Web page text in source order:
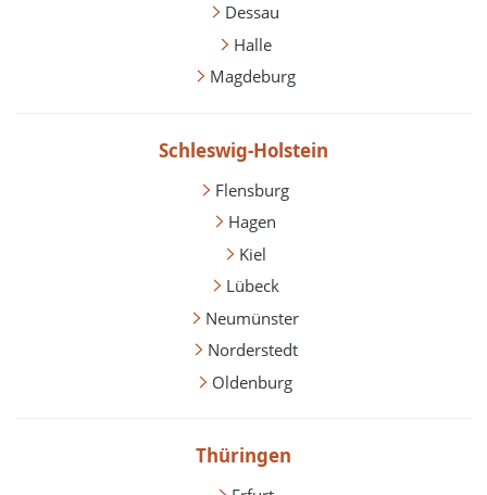
Dessau
Halle
Magdeburg
Schleswig-Holstein
Flensburg
Hagen
Kiel
Lübeck
Neumünster
Norderstedt
Oldenburg
Thüringen